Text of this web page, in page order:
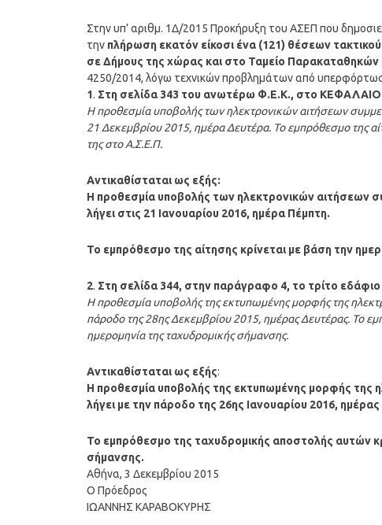
Στην υπ’ αριθμ. 1Δ/2015 Προκήρυξη του ΑΣΕΠ που
την πλήρωση εκατόν είκοσι ένα (121) θέσεων
σε Δήμους της χώρας και στο Ταμείο Παρακαταθηκών
4250/2014, λόγω τεχνικών προβλημάτων από
1. Στη σελίδα 343 του ανωτέρω Φ.Ε.Κ., στο
Η προθεσμία υποβολής των ηλεκτρονικών αιτήσεων
21 Δεκεμβρίου 2015, ημέρα Δευτέρα. Το εμπρόθεσμο της
της στο Α.Σ.Ε.Π.
Αντικαθίσταται ως εξής:
Η προθεσμία υποβολής των ηλεκτρονικών αιτήσεων
λήγει στις 21 Ιανουαρίου 2016, ημέρα Πέμπτη.
Το εμπρόθεσμο της αίτησης κρίνεται με βάση την
2. Στη σελίδα 344, στην παράγραφο 4, το τρίτο
Η προθεσμία υποβολής της εκτυπωμένης μορφής της
πάροδο της 28ης Δεκεμβρίου 2015, ημέρας Δευτέρας. Το
ημερομηνία της ταχυδρομικής σήμανσης.
Αντικαθίσταται ως εξής:
Η προθεσμία υποβολής της εκτυπωμένης μορφής της
λήγει με την πάροδο της 26ης Ιανουαρίου 2016, ημέρας
Το εμπρόθεσμο της ταχυδρομικής αποστολής αυτών
σήμανσης.
Αθήνα, 3 Δεκεμβρίου 2015
Ο Πρόεδρος
ΙΩΑΝΝΗΣ ΚΑΡΑΒΟΚΥΡΗΣ